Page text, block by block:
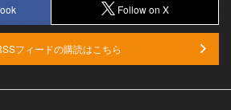
Follow on X
フィードの購読はこちら